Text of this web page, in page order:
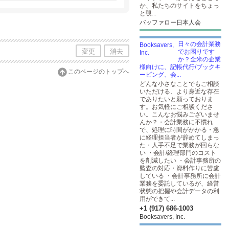
変更 消去
このページのトップへ
か、私たちのサイトをちょっ
と覗...
バッファロー日本人会
日々の会計業務
でお困りです
か？全米の企業
様向けに、記帳代行/ブックキ
ーピング、会...
どんな小さなことでもご相談
いただける、より身近な存在
でありたいと願っておりま
す。お気軽にご相談くださ
い。こんなお悩みございませ
んか？・会計業務に不慣れ
で、処理に時間がかかる・急
に経理担当者が辞めてしまっ
た・人手不足で業務が回らな
い ・会計/経理部門のコスト
を削減したい ・会計事務所の
監査の対応・資料作りに苦慮
している ・会計事務所に会計
業務を委託しているが、経営
状態の把握や会計データの利
用ができて...
+1 (917) 686-1003
Booksavers, Inc.